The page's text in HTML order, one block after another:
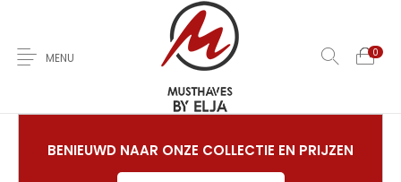
Over Ons Nieuwe Kleding Jas
MENU 0
BENIEUWD NAAR ONZE COLLECTIE EN PRIJZEN